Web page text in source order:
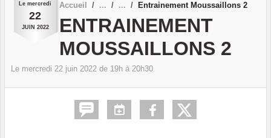
Le mercredi
22
JUIN 2022
Accueil Entrainement Moussaillons 2
ENTRAINEMENT
MOUSSAILLONS 2
Le mercredi 22 juin 2022 de 19h à 20h30